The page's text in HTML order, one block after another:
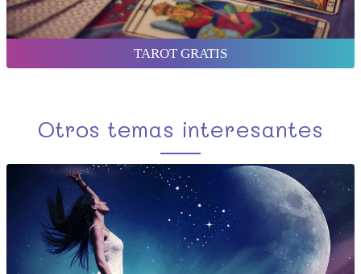
TAROT GRATIS
Otros temas interesantes